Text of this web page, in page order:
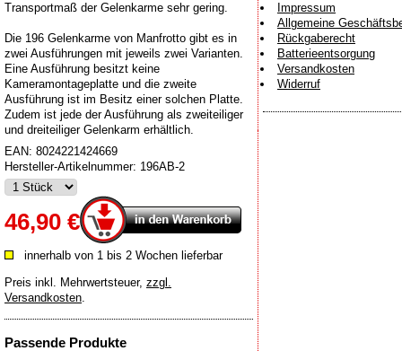
Transportmaß der Gelenkarme sehr gering.
Die 196 Gelenkarme von Manfrotto gibt es in
zwei Ausführungen mit jeweils zwei Varianten.
Eine Ausführung besitzt keine
Kameramontageplatte und die zweite
Ausführung ist im Besitz einer solchen Platte.
Zudem ist jede der Ausführung als zweiteiliger
und dreiteiliger Gelenkarm erhältlich.
EAN: 8024221424669
Hersteller-Artikelnummer: 196AB-2
46,90 €
innerhalb von 1 bis 2 Wochen lieferbar
Preis inkl. Mehrwertsteuer, zzgl.
Versandkosten
Passende Produkte
Impressum
Allgemeine
Rückgaberecht
Batterieentsorgung
Versandkosten
Widerruf